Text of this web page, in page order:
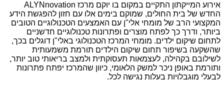
אירוע המייקתון התקיים במקום בו יוקם מרכז ALYNnovation
החדש של בית החולים, שמוקם בימים אלו עם חזון להפגשת הידע
המקצועי הרב של מומחי אלי"ן עם האמצעים הטכנולוגיים הטובים
ביותר, ודרך כך לפתח מוצרים ופתרונות טכנולוגיים חדשניים
לתחום שיקום ילדים. מומחי המרכז הטכנולוגי באלי"ן דוגלים בכך,
שהשקעה בשיפור תחום שיקום הילדים תורמת משמעותית
לשילובם בקהילה, לעצמאות תעסוקתית ולמצב בריאותי טוב יותר,
ותורמת באופן ניכר למשק הלאומי, כיוון שהמרכז יפתח פתרונות
לבעלי מוגבלויות בעלות נגישה לכל.